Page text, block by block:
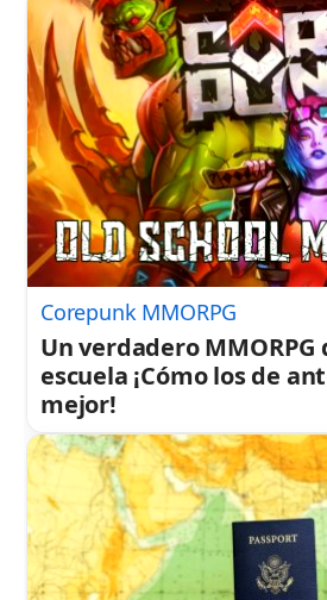
Corepunk MMORPG
Un verdadero MMORPG
escuela ¡Cómo los de
mejor!